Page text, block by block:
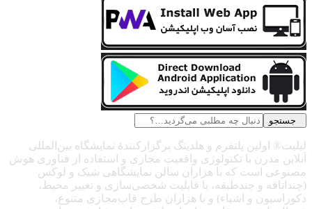
جستجو
لیلیت® اولین پلتفرم و هلدینگ برگزارکنندهٔ نمایشگاه بین‌المللی
آنلاین مدرن با تکنولوژی واقعیت مجازی و استفاده از فناوری هوش
مصنوعی است که با هزاران سالن نمایشگاهی شیک و لوکس
(چنداتاقه و چندطبقه، با قابلیت شخصی‌سازی و تغییر محیط،
دکوراسیون و اشیاء) و با هزاران طرح قاب‌مجازی متنوع،